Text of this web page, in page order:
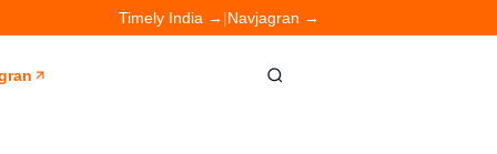
Timely India → |Navjagran →